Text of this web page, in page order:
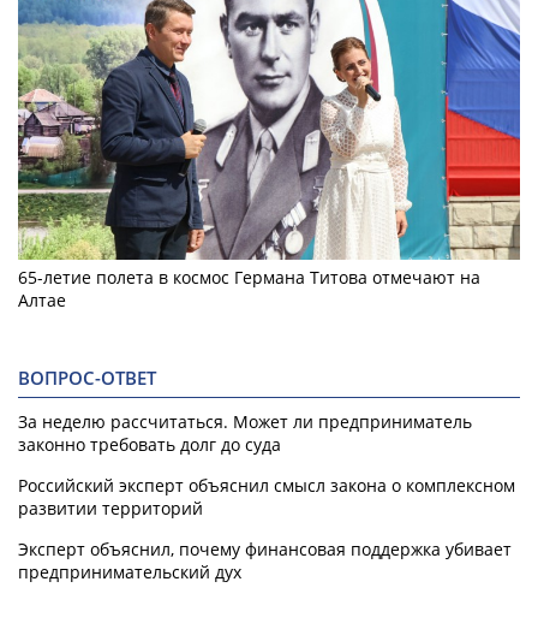
65-летие полета в космос Германа Титова отмечают на
Алтае
ВОПРОС-ОТВЕТ
За неделю рассчитаться. Может ли предприниматель
законно требовать долг до суда
Российский эксперт объяснил смысл закона о комплексном
развитии территорий
Эксперт объяснил, почему финансовая поддержка убивает
предпринимательский дух